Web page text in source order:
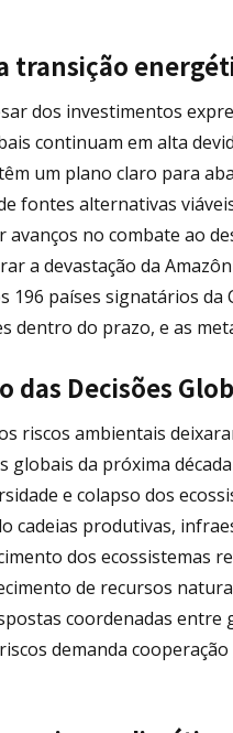
transição
dos investimentos
continuam em alta
um plano claro para
fontes alternativas
avanços no combate ao
a devastação da
196 países signatários
dentro do prazo, e as
das Decisões
riscos ambientais
globais da próxima
e colapso dos
cadeias produtivas,
dos ecossistemas
de recursos
coordenadas
demanda